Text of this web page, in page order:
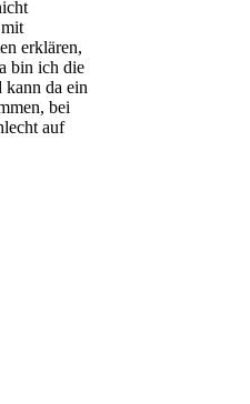
erklären,
bin ich die
kann da ein
bei
auf